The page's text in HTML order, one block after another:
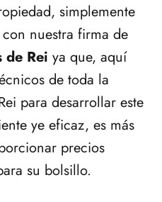
simplemente
nuestra firma de
de Rei ya que, aquí
de toda la
para desarrollar este
ye eficaz, es más
precios
su bolsillo.